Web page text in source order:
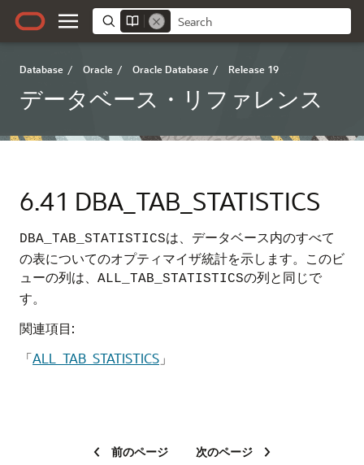
Database / Oracle / Oracle Database / Release 19
データベース・リファレンス
6.41 DBA_TAB_STATISTICS
DBA_TAB_STATISTICSは、データベース内のすべて
の表についてのオプティマイザ統計を示します。このビ
ューの列は、 ALL_TAB_STATISTICSの列と同じで
す。
関連項目:
「ALL_TAB_STATISTICS 」
前のページ 次のページ